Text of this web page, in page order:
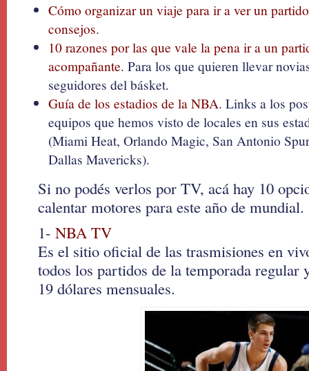
Cómo organizar un viaje para ir a ver un
consejos.
10 razones por las que vale la pena ir a un
acompañante. Para los que quieren llevar
seguidores del básket.
Guía de los estadios de la NBA. Links a los
equipos que hemos visto de locales en sus
(Miami Heat, Orlando Magic, San Antonio
Dallas Mavericks).
Si no podés verlos por TV, acá hay 10
calentar motores para este año de mundial.
1- NBA TV
Es el sitio oficial de las trasmisiones en
todos los partidos de la temporada regular
19 dólares mensuales.